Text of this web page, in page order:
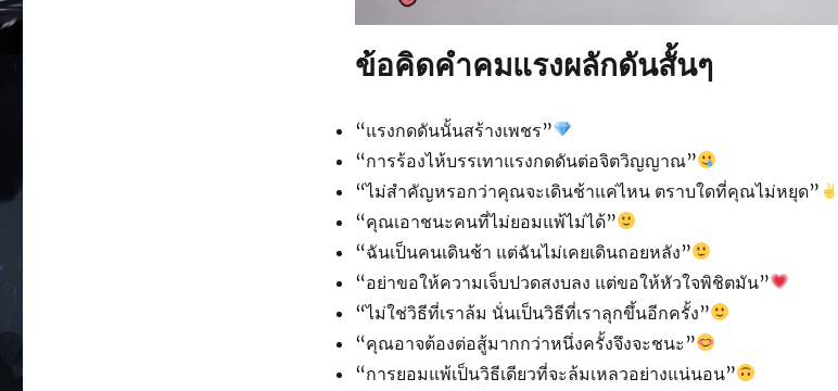
ข้อคิดคำคมแรงผลักดันสั้นๆ
“แรงกดดันนั้นสร้างเพชร”
“การร้องไห้บรรเทาแรงกดดันต่อจิตวิญญาณ”
“ไม่สำคัญหรอกว่าคุณจะเดินช้าแค่ไหน ตราบใดที่คุณไม่หยุด”
“คุณเอาชนะคนที่ไม่ยอมแพ้ไม่ได้”
“ฉันเป็นคนเดินช้า แต่ฉันไม่เคยเดินถอยหลัง”
“อย่าขอให้ความเจ็บปวดสงบลง แต่ขอให้หัวใจพิชิตมัน”
“ไม่ใช่วิธีที่เราล้ม นั่นเป็นวิธีที่เราลุกขึ้นอีกครั้ง”
“คุณอาจต้องต่อสู้มากกว่าหนึ่งครั้งจึงจะชนะ”
“การยอมแพ้เป็นวิธีเดียวที่จะล้มเหลวอย่างแน่นอน”